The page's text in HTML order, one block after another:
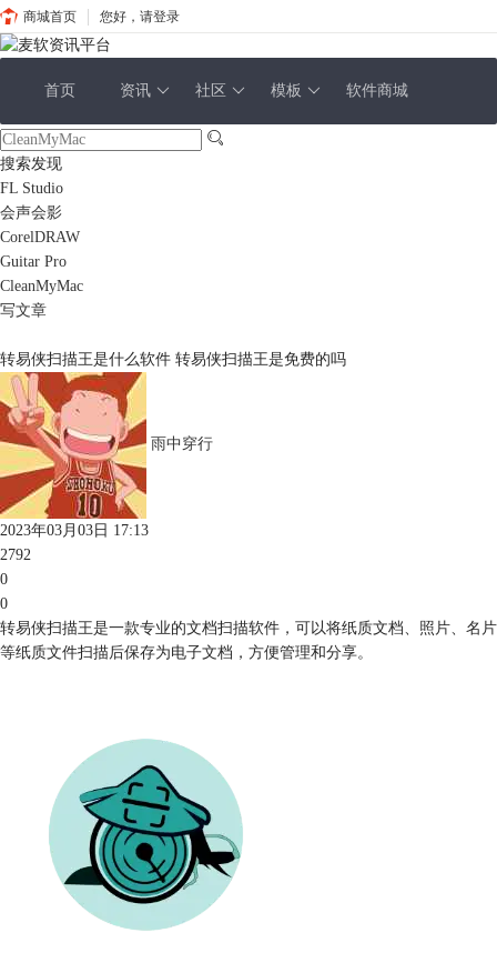
商城首页 您好，请登录
首页 资讯 社区 模板 软件商城
搜索发现
FL Studio
会声会影
CorelDRAW
Guitar Pro
CleanMyMac
写文章
转易侠扫描王是什么软件 转易侠扫描王是免费的吗
雨中穿行
2023年03月03日 17:13
2792
0
0
转易侠扫描王是一款专业的文档扫描软件，可以将纸质文档、照片、名片
等纸质文件扫描后保存为电子文档，方便管理和分享。